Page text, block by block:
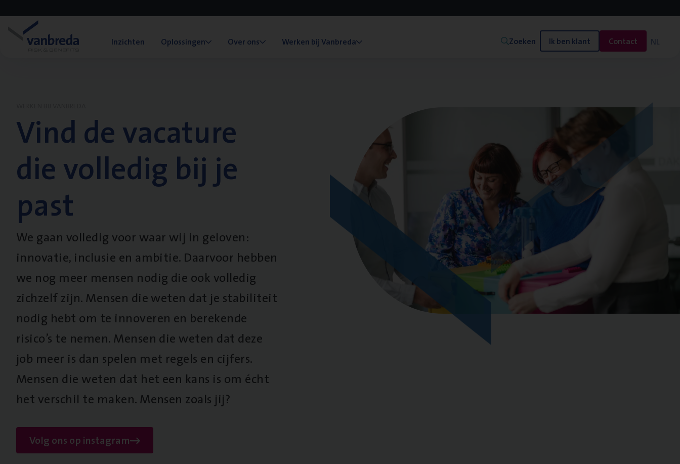
Inzichten Oplossingen Over ons Werken bij Vanbreda Zoeken Ik ben klant Contact NL
Vind de vacature
die volledig bij je
past
We gaan volledig voor waar wij in geloven:
innovatie, inclusie en ambitie. Daarvoor hebben
we nog meer mensen nodig die ook volledig
zichzelf zijn. Mensen die weten dat je stabiliteit
nodig hebt om te innoveren en berekende
risico’s te nemen. Mensen die weten dat deze
job meer is dan spelen met regels en cijfers.
Mensen die weten dat het een kans is om écht
het verschil te maken. Mensen zoals jij?
Volg ons op instagram